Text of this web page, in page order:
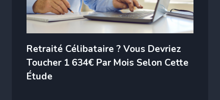
Retraité Célibataire ? Vous Devriez
Toucher 1 634€ Par Mois Selon Cette
Étude